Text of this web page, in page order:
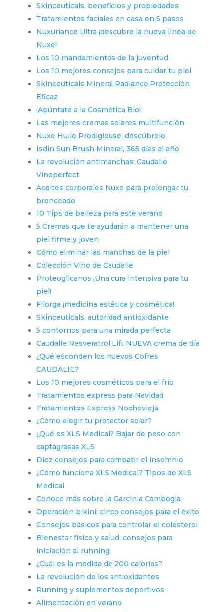
Skinceuticals, beneficios y propiedades
Tratamientos faciales en casa en 5 pasos
Nuxuriance Ultra ¡descubre la nueva línea de
Nuxe!
Los 10 mandamientos de la juventud
Los 10 mejores consejos para cuidar tu piel
Skinceuticals Mineral Radiance,Protección
Eficaz
¡Apúntate a la Cosmética Bio!
Las mejores cremas solares multifunción
Nuxe Huile Prodigieuse, descúbrelo
Isdin Sun Brush Mineral, 365 días al año
La revolución antimanchas; Caudalie
Vinoperfect
Aceites corporales Nuxe para prolongar tu
bronceado
10 Tips de belleza para este verano
5 Cremas que te ayudarán a mantener una
piel firme y joven
Cómo eliminar las manchas de la piel
Colección Vino de Caudalie
Proteoglicanos ¡Una cura intensiva para tu
piel!
Filorga ¡medicina estética y cosmética!
Skinceuticals, autoridad antioxidante
5 contornos para una mirada perfecta
Caudalie Resveratrol Lift NUEVA crema de día
¿Qué esconden los nuevos Cofres
CAUDALIE?
Los 10 mejores cosméticos para el frío
Tratamientos express para Navidad
Tratamientos Express Nochevieja
¿Cómo elegir tu protector solar?
¿Qué es XLS Medical? Bajar de peso con
captagrasas XLS
Diez consejos para combatir el insomnio
¿Cómo funciona XLS Medical? Tipos de XLS
Medical
Conoce más sobre la Garcinia Cambogia
Operación bikini: cinco consejos para el éxito
Consejos básicos para controlar el colesterol
Bienestar físico y salud: consejos para
iniciación al running
¿Cuál es la medida de 200 calorías?
La revolución de los antioxidantes
Running y suplementos deportivos
Alimentación en verano